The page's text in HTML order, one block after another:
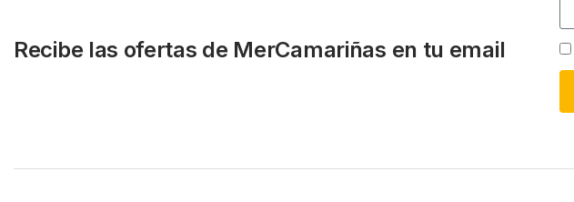
Recibe las ofertas de MerCamariñas en tu email